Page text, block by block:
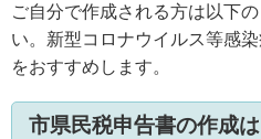
ご自分で作成される方は以下
い。新型コロナウイルス等感
をおすすめします。
市県民税申告書の作成